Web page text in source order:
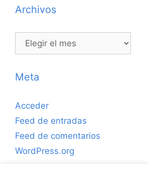
Archivos
Archivos
Meta
Acceder
Feed de entradas
Feed de comentarios
WordPress.org